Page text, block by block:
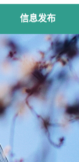
信息发布